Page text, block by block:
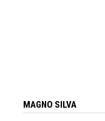
MAGNO SILVA